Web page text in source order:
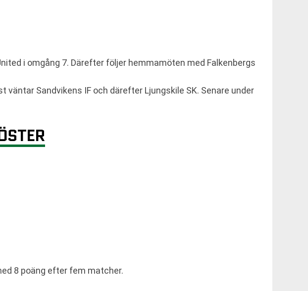
i omgång 7. Därefter följer hemmamöten med Falkenbergs
Sandvikens IF och därefter Ljungskile SK. Senare under
8 poäng efter fem matcher.